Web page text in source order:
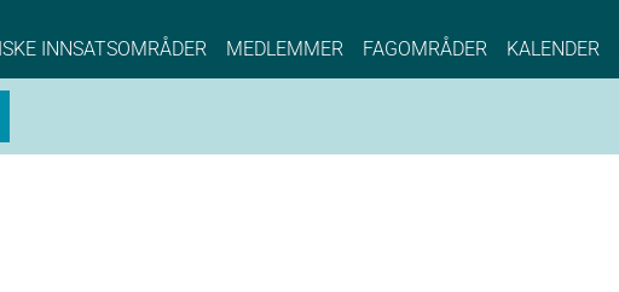
EYDE, Norwegian Center of Expertise,
INNSATSOMRÅDER MEDLEMMER FAGOMRÅDER KALENDER